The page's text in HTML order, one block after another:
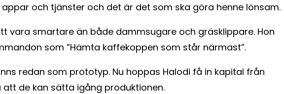
och tjänster och det är det som ska göra henne lönsam.
vara smartare än både dammsugare och gräsklippare. Hon
som ”Hämta kaffekoppen som står närmast”.
redan som prototyp. Nu hoppas Halodi få in kapital från
att de kan sätta igång produktionen.